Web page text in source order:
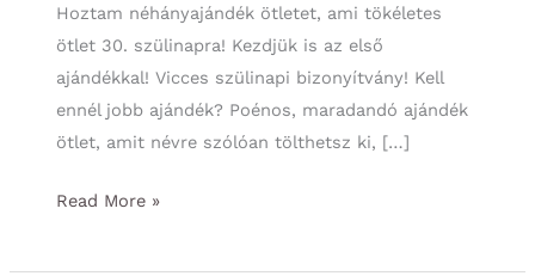
Hoztam néhányajándék ötletet, ami tökéletes
ötlet 30. szülinapra! Kezdjük is az első
ajándékkal! Vicces szülinapi bizonyítvány! Kell
ennél jobb ajándék? Poénos, maradandó ajándék
ötlet, amit névre szólóan tölthetsz ki, […]
Szülinapi
Read More »